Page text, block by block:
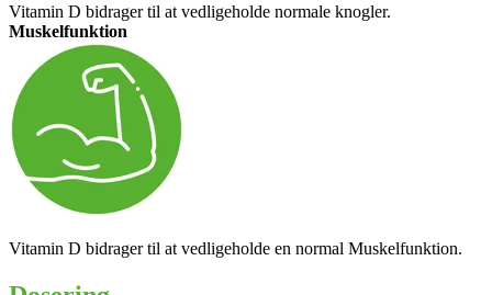
Vitamin D bidrager til at vedligeholde normale knogler.
Muskelfunktion
Vitamin D bidrager til at vedligeholde en normal Muskelfunktion.